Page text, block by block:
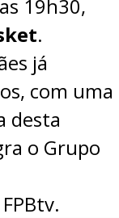
19h30,
.
já
com uma
desta
o Grupo
FPBtv.